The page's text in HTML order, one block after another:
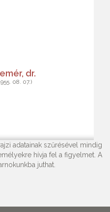
dr.
08. 07.)
adatainak szűrésével mindig
hívja fel a figyelmet. A
juthat.